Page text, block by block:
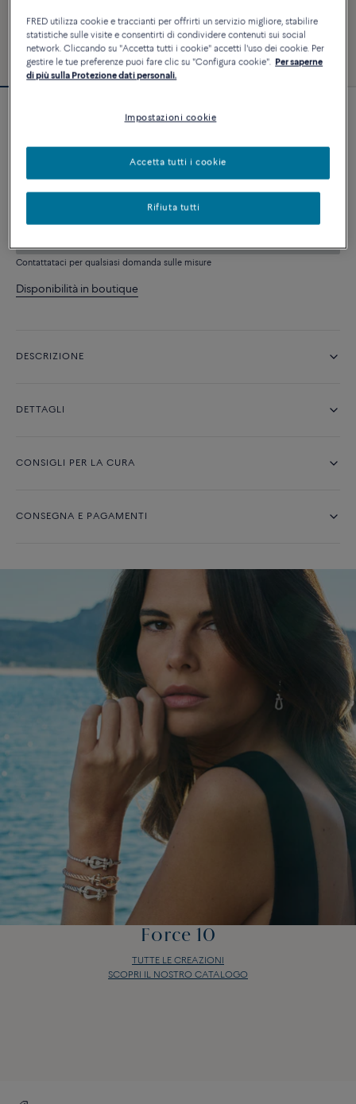
Bracciale Force 10
PERSONALIZZA
Contattataci per qualsiasi domanda sulle misure
Disponibilità in boutique
DESCRIZIONE
DETTAGLI
CONSIGLI PER LA CURA
CONSEGNA E PAGAMENTI
Force 10
TUTTE LE CREAZIONI
SCOPRI IL NOSTRO CATALOGO
FRED utilizza cookie e traccianti per offrirti un servizio migliore, stabilire
statistiche sulle visite e consentirti di condividere contenuti sui social
network. Cliccando su "Accetta tutti i cookie" accetti l'uso dei cookie. Per
gestire le tue preferenze puoi fare clic su "Configura cookie". Per saperne
di più sulla Protezione dati personali.
Impostazioni cookie
Rifiuta tutti
Accetta tutti i cookie